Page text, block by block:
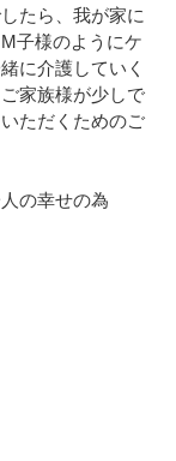
たら、我が家に
子様のようにケ
に介護していく
家族様が少しで
ただくためのご
の幸せの為